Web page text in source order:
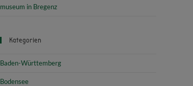
museum in Bregenz
Kategorien
Baden-Württemberg
Bodensee